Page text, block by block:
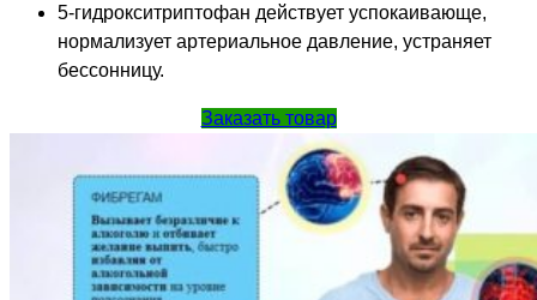
5-гидрокситриптофан действует успокаивающе,
нормализует артериальное давление, устраняет
бессонницу.
Заказать товар